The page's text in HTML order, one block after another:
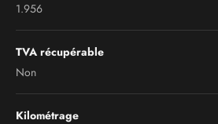
1.956
TVA récupérable
Non
Kilométrage